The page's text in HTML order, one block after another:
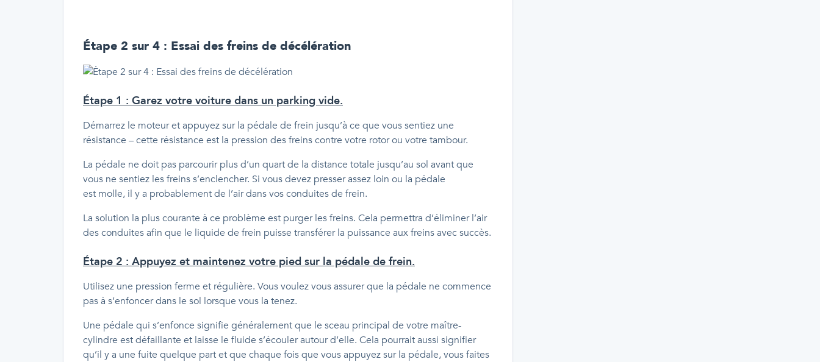
Étape 2 sur 4 : Essai des freins de décélération
Étape 1 : Garez votre voiture dans un parking vide.
Démarrez le moteur et appuyez sur la pédale de frein jusqu’à ce que vous sentiez une
résistance – cette résistance est la pression des freins contre votre rotor ou votre tambour.
La pédale ne doit pas parcourir plus d’un quart de la distance totale jusqu’au sol avant que
vous ne sentiez les freins s’enclencher. Si vous devez presser assez loin ou la pédale
est molle, il y a probablement de l’air dans vos conduites de frein.
La solution la plus courante à ce problème est purger les freins. Cela permettra d’éliminer l’air
des conduites afin que le liquide de frein puisse transférer la puissance aux freins avec succès.
Étape 2 : Appuyez et maintenez votre pied sur la pédale de frein.
Utilisez une pression ferme et régulière. Vous voulez vous assurer que la pédale ne commence
pas à s’enfoncer dans le sol lorsque vous la tenez.
Une pédale qui s’enfonce signifie généralement que le sceau principal de votre maître-
cylindre est défaillante et laisse le fluide s’écouler autour d’elle. Cela pourrait aussi signifier
qu’il y a une fuite quelque part et que chaque fois que vous appuyez sur la pédale, vous faites